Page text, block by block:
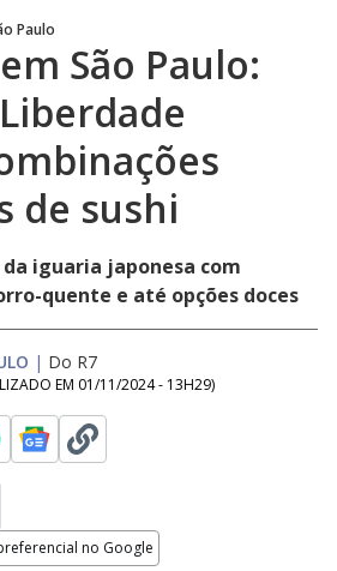
Paulo
São Paulo:
de sushi
iguaria japonesa com
quente e até opções doces
| Do R7
EM 01/11/2024 - 13H29)
no Google